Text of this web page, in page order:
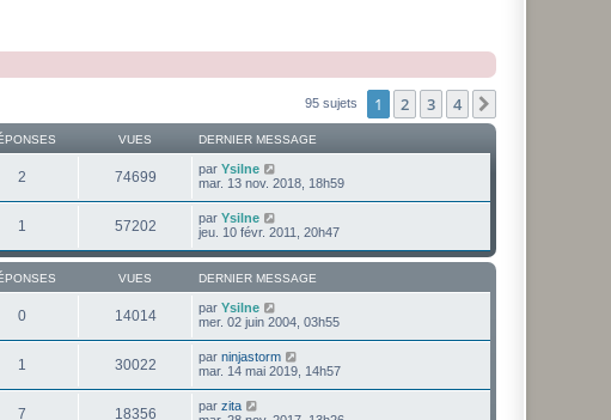
95 sujets 1 2 3 4
VUES DERNIER MESSAGE
2 74699 par Ysilne
mar. 13 nov. 2018, 18h59
1 57202 par Ysilne
jeu. 10 févr. 2011, 20h47
VUES DERNIER MESSAGE
0 14014 par Ysilne
mer. 02 juin 2004, 03h55
1 30022 par ninjastorm
mar. 14 mai 2019, 14h57
7 18356 par zita